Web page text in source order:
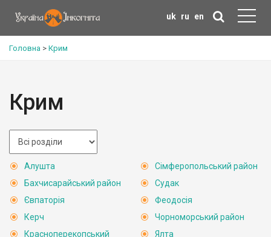
uk ru en
Головна > Крим
Крим
Алушта
Бахчисарайський район
Євпаторія
Керч
Красноперекопський
Сімферопольський район
Судак
Феодосія
Чорноморський район
Ялта